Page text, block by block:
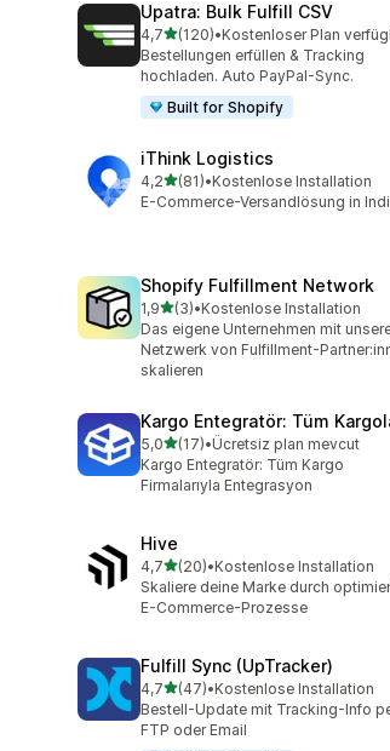
Upatra: Bulk Fulfill CSV
4,7von 5 Sternen
(120)
120 Rezensionen insgesamt
•Kostenloser Plan
Bestellungen erfüllen & Tracking
hochladen. Auto PayPal-Sync.
Built for Shopify
iThink Logistics
4,2von 5 Sternen
(81)
81 Rezensionen insgesamt
•Kostenlose Installation
E-Commerce-Versandlösung in
Shopify Fulfillment Network
1,9von 5 Sternen
(3)
3 Rezensionen insgesamt
•Kostenlose Installation
Das eigene Unternehmen mit
Netzwerk von Fulfillment-
skalieren
Kargo Entegratör: Tüm
5,0von 5 Sternen
(17)
17 Rezensionen insgesamt
•Ücretsiz plan mevcut
Kargo Entegratör: Tüm Kargo
Firmalarıyla Entegrasyon
Hive
4,7von 5 Sternen
(20)
20 Rezensionen insgesamt
•Kostenlose Installation
Skaliere deine Marke durch
E-Commerce-Prozesse
Fulfill Sync (UpTracker)
4,7von 5 Sternen
(47)
47 Rezensionen insgesamt
•Kostenlose Installation
Bestell-Update mit Tracking-Info
FTP oder Email